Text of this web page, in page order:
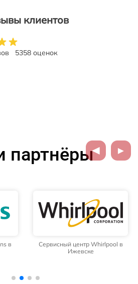
клиентов
5358 оценок
партнёры
в
Сервисный центр Whirlpool в
Ижевске